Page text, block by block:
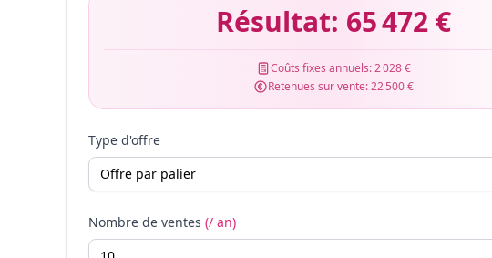
Résultat: 65 472 €
Coûts fixes annuels:2 028 €
Retenues sur vente:22 500 €
Type d'offre
Nombre de ventes (/ an)